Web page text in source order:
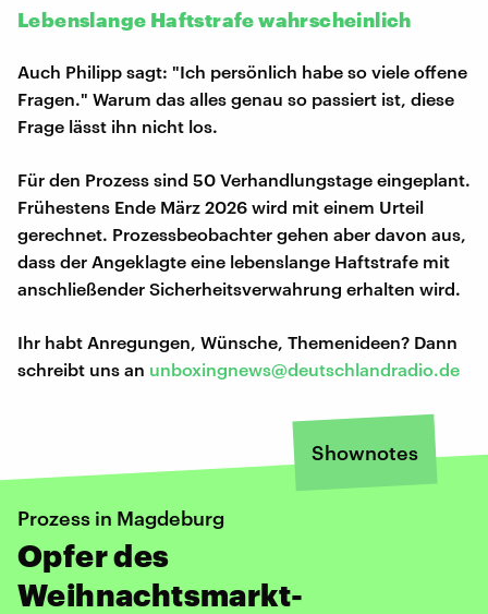
Lebenslange Haftstrafe wahrscheinlich
Auch Philipp sagt: "Ich persönlich habe so viele offene
Fragen." Warum das alles genau so passiert ist, diese
Frage lässt ihn nicht los.
Für den Prozess sind 50 Verhandlungstage eingeplant.
Frühestens Ende März 2026 wird mit einem Urteil
gerechnet. Prozessbeobachter gehen aber davon aus,
dass der Angeklagte eine lebenslange Haftstrafe mit
anschließender Sicherheitsverwahrung erhalten wird.
Ihr habt Anregungen, Wünsche, Themenideen? Dann
schreibt uns an unboxingnews@deutschlandradio.de
Shownotes
Prozess in Magdeburg
Opfer des
Weihnachtsmarkt-